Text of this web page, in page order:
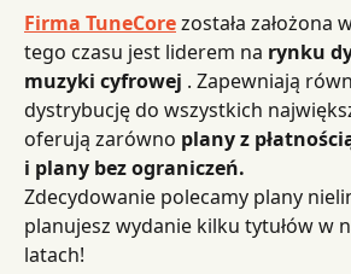
Firma TuneCore została założona
tego czasu jest liderem na rynku
muzyki cyfrowej . Zapewniają
dystrybucję do wszystkich
oferują zarówno plany z
i plany bez ograniczeń.
Zdecydowanie polecamy plany
planujesz wydanie kilku tytułów w
latach!